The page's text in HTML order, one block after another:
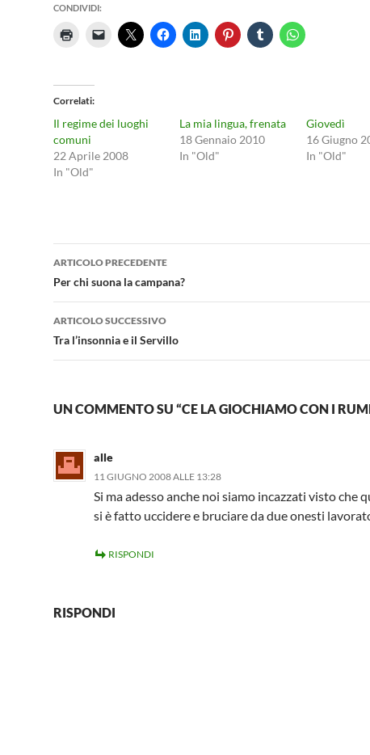
CONDIVIDI:
Correlati
Il regime dei luoghi
comuni
22 Aprile 2008
In "Old"
La mia lingua, frenata
18 Gennaio 2010
In "Old"
Giovedì
16 Giugno
In "Old"
Navigazione
articolo
ARTICOLO PRECEDENTE
Per chi suona la campana?
ARTICOLO SUCCESSIVO
Tra l’insonnia e il Servillo
UN COMMENTO SU “CE LA GIOCHIAMO CON I
alle
11 GIUGNO 2008 ALLE 13:28
Si ma adesso anche noi siamo incazzati visto che
si è fatto uccidere e bruciare da due onesti
RISPONDI
RISPONDI